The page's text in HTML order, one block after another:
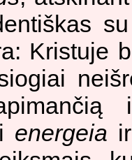
Kristuje
energeia